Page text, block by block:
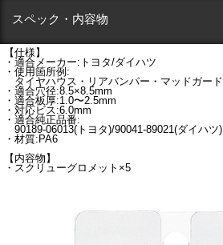
スペック・内容物
【仕様】
・適合メーカー:トヨタ/ダイハツ
・使用箇所例:
タイヤハウス・リアバンパー・マッドガード
・適合穴径:8.5×8.5mm
・適合板厚:1.0〜2.5mm
・対応ビス:6.0mm
・適合純正品番:
90189-06013(トヨタ)/90041-89021(ダイハツ)
・材質:PA6
【内容物】
・スクリューグロメット×5